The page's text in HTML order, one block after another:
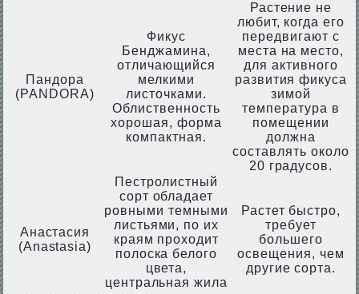
Пандора
(PANDORA)
Фикус
Бенджамина,
отличающийся
мелкими
листочками.
Облиственность
хорошая, форма
компактная.
Растение не
любит, когда его
передвигают с
места на место,
для активного
развития фикуса
зимой
температура в
помещении
должна
составлять около
20 градусов.
Анастасия
(Anastasia)
Пестролистный
сорт обладает
ровными темными
листьями, по их
краям проходит
полоска белого
цвета,
центральная жила
Растет быстро,
требует
большего
освещения, чем
другие сорта.